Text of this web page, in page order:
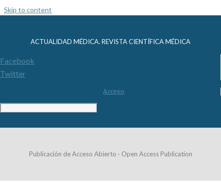
Skip to content
ACTUALIDAD MÉDICA. REVISTA CIENTÍFICA MÉDICA
Facebook
Twitter
Acceso
Publicación de Acceso Abierto · Open Access Publication